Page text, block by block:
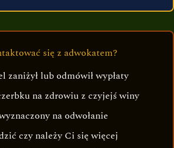
się z adwokatem?
zaniżył lub odmówił wypłaty
na zdrowiu z czyjejś winy
na odwołanie
czy należy Ci się więcej